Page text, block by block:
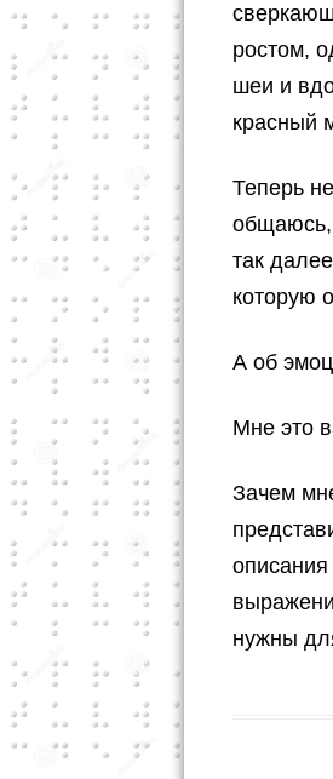
ростом,
шеи и
красный
Теперь
общаюсь,
так
которую
А об
Мне это
Зачем
описания
нужны